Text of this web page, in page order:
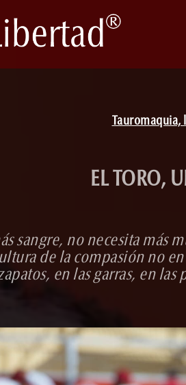
Tauromaquia,
EL TORO,
sangre, no necesita más
de la compasión no
en las garras, en las